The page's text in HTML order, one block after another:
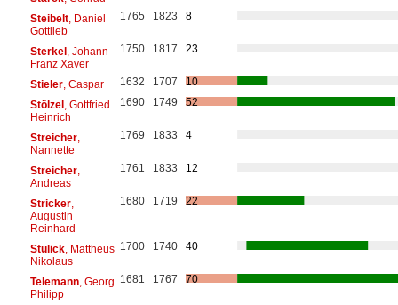
Steibelt, Daniel
Gottlieb
1765 1823 8
Sterkel, Johann
Franz Xaver
1750 1817 23
Stieler, Caspar 1632 1707
10
Stölzel, Gottfried
Heinrich
1690 1749 52
Streicher,
Nannette
1769 1833 4
Streicher,
Andreas
1761 1833 12
Stricker,
Augustin
Reinhard
1680 1719 22
Stulick, Mattheus
Nikolaus
1700 1740 40
Telemann, Georg
Philipp
1681 1767 70